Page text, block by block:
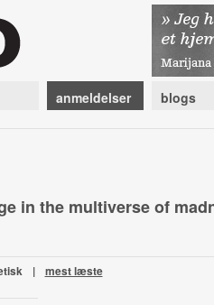
anmeldelser blogs
in the multiverse of
| mest læste